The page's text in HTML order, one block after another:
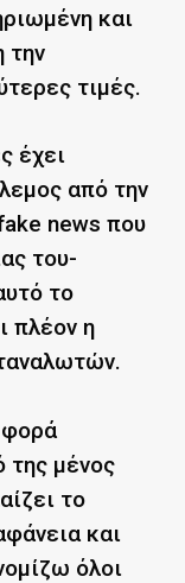
και
την
τιμές.
έχει
από την
news που
του-
το
πλέον η
φορά
της μένος
το
και
όλοι